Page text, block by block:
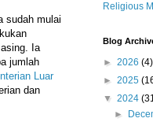
sudah mulai
Ia
jumlah
Luar
dan
Religious
Blog
► 2026 (4)
► 2025
▼ 2024
►